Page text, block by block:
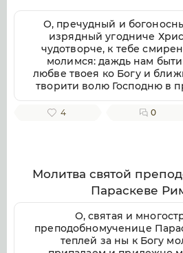
О, пречудный и
изрядный угодниче
чудотворче, к тебе
молимся: даждь нам
любве твоея ко Богу и
творити волю Господню в
смирении, заповеди
непогрешительно, призри
заступления и
приносящих, тебе
воспеваем, чистоты
прославляюще
Безначальней Троице
и Святаго Духа, ныне и
веков.
4 0
Молитва святой
Параскеве
О, святая и
преподобномученице
теплей за ны к Богу